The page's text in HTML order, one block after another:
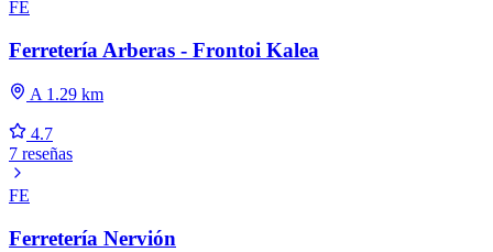
FE
Ferretería Arberas - Frontoi Kalea
A 1.29 km
4.7
7 reseñas
FE
Ferretería Nervión